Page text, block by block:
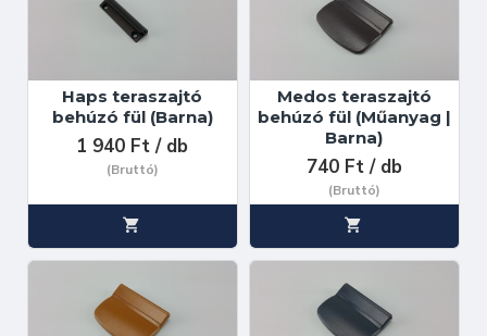
Haps teraszajtó
behúzó fül (Barna)
1 940 Ft / db
(Bruttó)
Medos teraszajtó
behúzó fül (Műanyag |
Barna)
740 Ft / db
(Bruttó)